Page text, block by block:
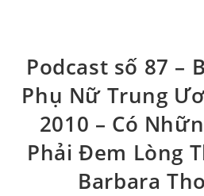
Podcast số 87 –
Phụ Nữ Trung
2010 – Có
Phải Đem Lòng
Barbara